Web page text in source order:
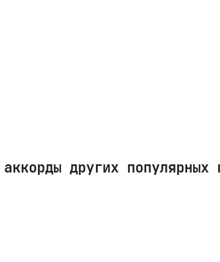
других популярных